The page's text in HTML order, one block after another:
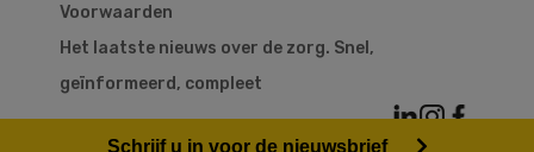
Voorwaarden
Het laatste nieuws over de zorg. Snel,
geïnformeerd, compleet
Schrijf u in voor de nieuwsbrief